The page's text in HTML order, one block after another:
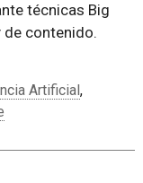
técnicas Big
contenido.
Artificial ,